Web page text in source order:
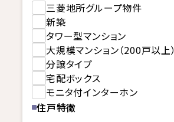
三菱地所グループ物件
新築
タワー型マンション
大規模マンション（200戸以上）
分譲タイプ
宅配ボックス
モニタ付インターホン
住戸特徴